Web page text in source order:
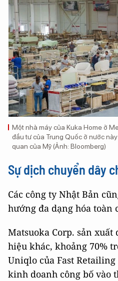
Một nhà máy của Kuka Home ở
đầu tư của Trung Quốc ở nước
quan của Mỹ (Ảnh: Bloomberg)
Sự dịch chuyển dây
Các công ty Nhật Bản
hướng đa dạng hóa toàn
Matsuoka Corp. sản xuất
hiệu khác, khoảng 70%
Uniqlo của Fast Retailing
kinh doanh công bố vào